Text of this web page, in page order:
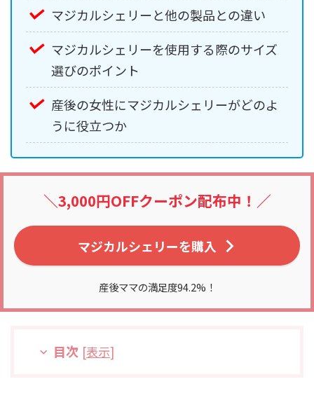
マジカルシェリーと他の製品との違い
マジカルシェリーを使用する際のサイズ
選びのポイント
産後の女性にマジカルシェリーがどのよ
うに役立つか
＼3,000円OFFクーポン配布中！／
マジカルシェリーを購入
産後ママの満足度94.2%！
目次 [表示]